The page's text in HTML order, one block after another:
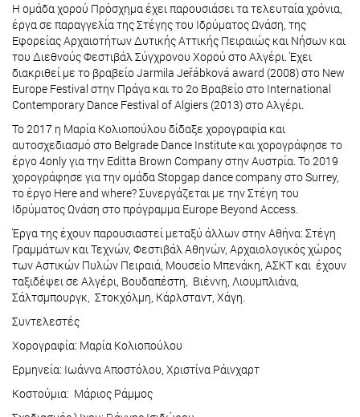
Η ομάδα χορού Πρόσχημα έχει παρουσιάσει τα τελευταία χρόνια,
έργα σε παραγγελία της Στέγης του Ιδρύματος Ωνάση, της
Εφορείας Αρχαιοτήτων Δυτικής Αττικής Πειραιώς και Νήσων και
του Διεθνούς Φεστιβάλ Σύγχρονου Χορού στο Αλγέρι. Έχει
διακριθεί με το βραβείο Jarmila Jeřábková award (2008) στο New
Europe Festival στην Πράγα και το 2ο Βραβείο στο International
Contemporary Dance Festival of Algiers (2013) στο Αλγέρι.
Το 2017 η Μαρία Κολιοπούλου δίδαξε χορογραφία και
αυτοσχεδιασμό στο Belgrade Dance Institute και χορογράφησε το
έργο 4only για την Editta Brown Company στην Αυστρία. Το 2019
χορογράφησε για την ομάδα Stopgap dance company στο Surrey,
το έργο Here and where? Συνεργάζεται με την Στέγη του
Ιδρύματος Ωνάση στο πρόγραμμα Europe Beyond Access.
Έργα της έχουν παρουσιαστεί μεταξύ άλλων στην Αθήνα: Στέγη
Γραμμάτων και Τεχνών, Φεστιβάλ Αθηνών, Αρχαιολογικός χώρος
των Αστικών Πυλών Πειραιά, Μουσείο Μπενάκη, ΑΣΚΤ και έχουν
ταξιδέψει σε Αλγέρι, Βουδαπέστη, Βιέννη, Λιουμπλιάνα,
Σάλτσμπουργκ, Στοκχόλμη, Κάρλσταντ, Χάγη.
Συντελεστές
Χορογραφία: Μαρία Κολιοπούλου
Ερμηνεία: Ιωάννα Αποστόλου, Χριστίνα Ράινχαρτ
Κοστούμια: Μάριος Ράμμος